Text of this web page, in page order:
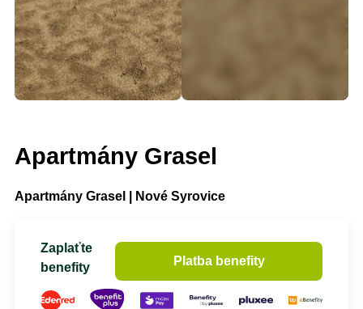
Apartmány Grasel
Apartmány Grasel | Nové Syrovice
Zaplaťte
benefity
Platba benefity